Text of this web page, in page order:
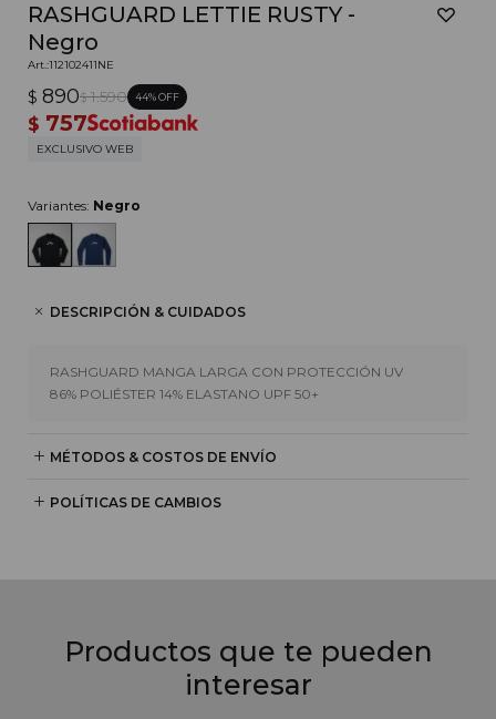
RASHGUARD LETTIE RUSTY -
Negro
112102411NE
$ 890$ 1.590 44
$ 757
EXCLUSIVO WEB
Variantes: Negro
DESCRIPCIÓN & CUIDADOS
RASHGUARD MANGA LARGA CON PROTECCIÓN UV
86% POLIÉSTER 14% ELASTANO UPF 50+
MÉTODOS & COSTOS DE ENVÍO
POLÍTICAS DE CAMBIOS
Productos que te pueden
interesar